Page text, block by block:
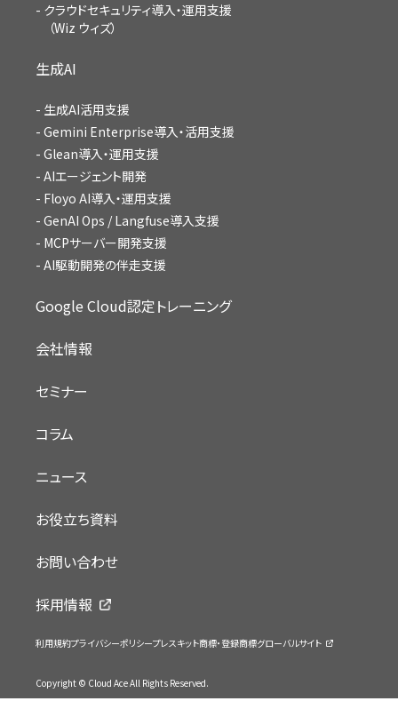
クラウドセキュリティ導入・運用支援
（Wiz ウィズ）
生成AI
生成AI活用支援
Gemini Enterprise導入・活用支援
Glean導入・運用支援
AIエージェント開発
Floyo AI導入・運用支援
GenAI Ops / Langfuse導入支援
MCPサーバー開発支援
AI駆動開発の伴走支援
Google Cloud認定トレーニング
会社情報
セミナー
コラム
ニュース
お役立ち資料
お問い合わせ
採用情報
利用規約プライバシーポリシープレスキット商標・登録商標グローバルサイト
Copyright © Cloud Ace All Rights Reserved.